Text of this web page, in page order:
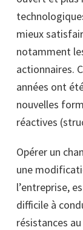
mieux
notamment
actionnaires.
années ont
nouvelles
réactives
Opérer un
une
l’entreprise,
difficile à
résistances